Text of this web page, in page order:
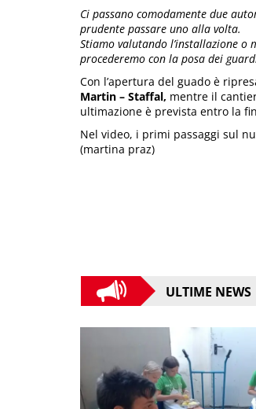
Ci passano comodamente due
prudente passare uno alla volta.
Stiamo valutando l’installazione o
procederemo con la posa dei
Con l’apertura del guado è
Martin – Staffal, mentre il
ultimazione è prevista entro la
Nel video, i primi passaggi sul
(martina praz)
ULTIME NEWS